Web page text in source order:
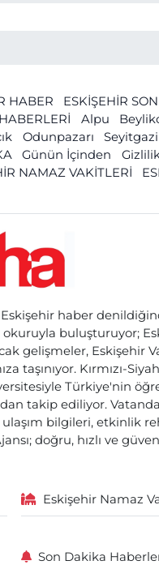
HABER ESKİŞEHİR
Alpu
Odunpazarı Seyitgazi
Günün İçinden
NAMAZ VAKİTLERİ
haber
okuruyla buluşturuyor;
gelişmeler,
Kırmızı-
Türkiye'nin
takip ediliyor.
bilgileri, etkinlik
doğru, hızlı ve
Eskişehir Namaz
Son Dakika